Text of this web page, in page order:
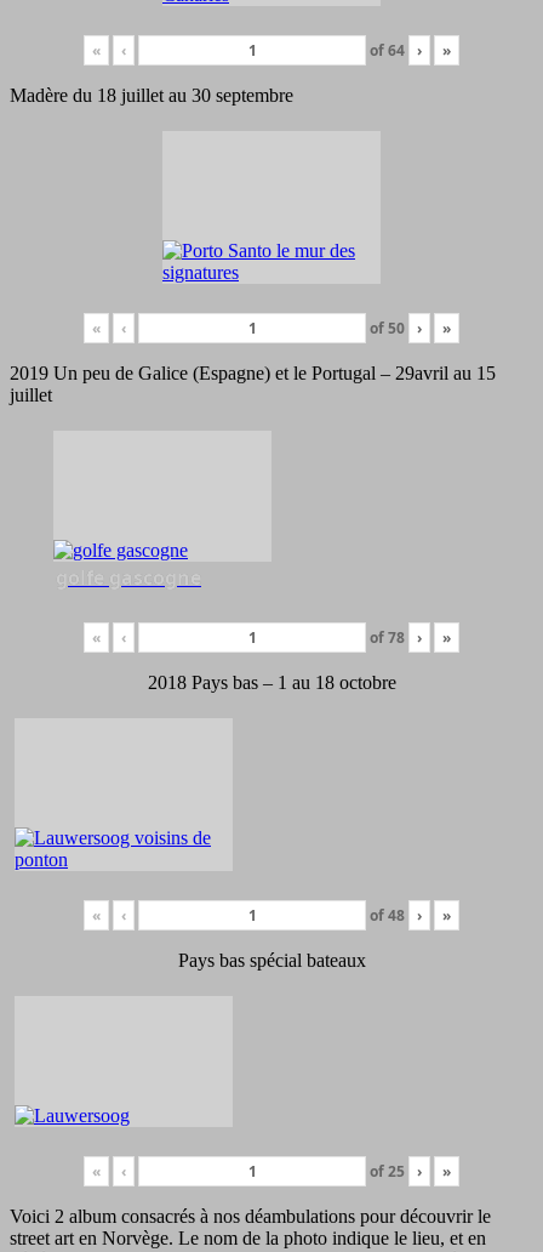
« ‹ of64 › »
Madère du 18 juillet au 30 septembre
« ‹ of50 › »
2019 Un peu de Galice (Espagne) et le Portugal – 29avril au 15
juillet
golfe gascogne
« ‹ of78 › »
2018 Pays bas – 1 au 18 octobre
« ‹ of48 › »
Pays bas spécial bateaux
« ‹ of25 › »
Voici 2 album consacrés à nos déambulations pour découvrir le
street art en Norvège. Le nom de la photo indique le lieu, et en